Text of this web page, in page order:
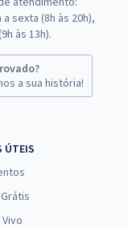
sexta (8h às 20h),
às 13h).
a sua história!
ÚTEIS